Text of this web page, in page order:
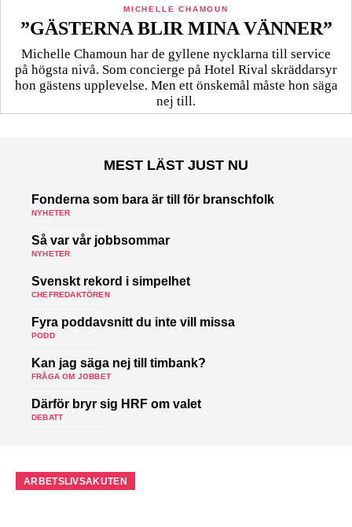
MICHELLE CHAMOUN
”GÄSTERNA BLIR MINA VÄNNER”
Michelle Chamoun har de gyllene nycklarna till service
på högsta nivå. Som concierge på Hotel Rival skräddarsyr
hon gästens upp­levelse. Men ett önskemål måste hon säga
nej till.
MEST LÄST JUST NU
Fonderna som bara är till för branschfolk
NYHETER
Så var vår jobbsommar
NYHETER
Svenskt rekord i simpelhet
CHEFREDAKTÖREN
Fyra poddavsnitt du inte vill missa
PODD
Kan jag säga nej till timbank?
FRÅGA OM JOBBET
Därför bryr sig HRF om valet
DEBATT
ARBETSLIVSAKUTEN